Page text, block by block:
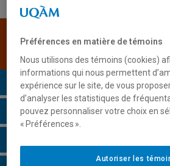
Une version plus récente de
Présentation du programme
Conditions d'admission
Préférences en matière de témoins
Nous utilisons des témoins (cookies)
informations qui nous permettent
expérience sur le site, de vous
d’analyser les statistiques de
pouvez personnaliser votre choix en
« Préférences ».
Autoriser les